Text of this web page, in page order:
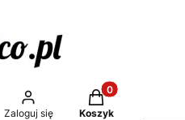
Zaloguj się
Produkty w
Koszyk